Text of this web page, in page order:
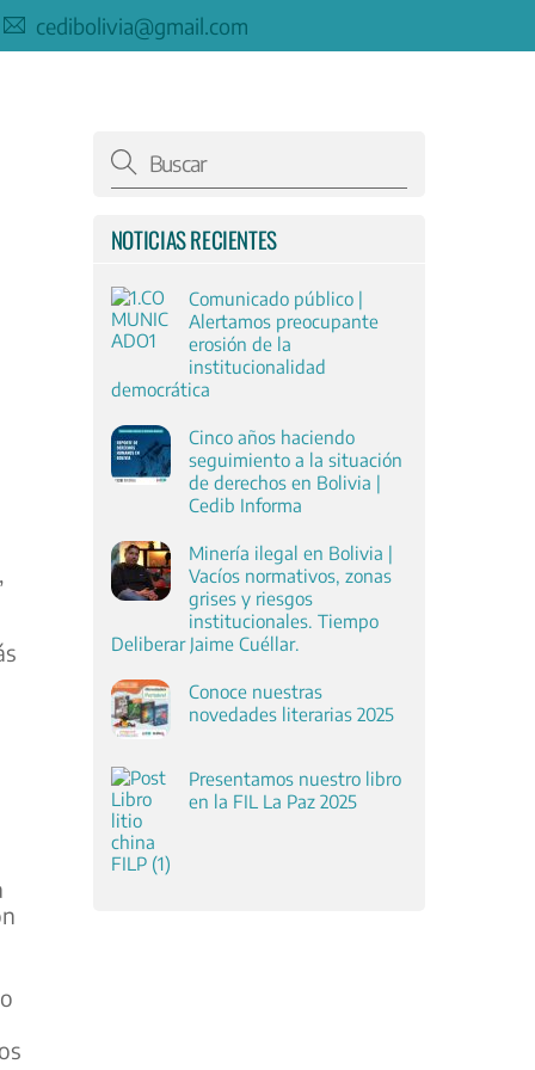
cedibolivia@gmail.com
NOTICIAS RECIENTES
Comunicado público |
Alertamos preocupante
erosión de la
institucionalidad
democrática
Cinco años haciendo
seguimiento a la situación
de derechos en Bolivia |
Cedib Informa
Minería ilegal en Bolivia |
Vacíos normativos, zonas
grises y riesgos
institucionales. Tiempo
Deliberar Jaime Cuéllar.
Conoce nuestras
novedades literarias 2025
Presentamos nuestro libro
en la FIL La Paz 2025